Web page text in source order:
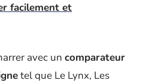
facilement et
avec un comparateur
tel que Le Lynx, Les